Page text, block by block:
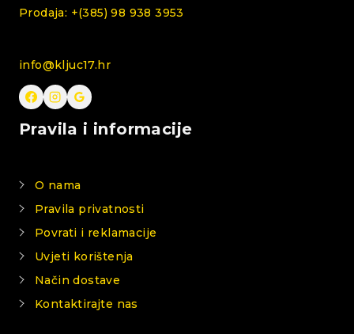
Prodaja: +(385) 98 938 3953
info@kljuc17.hr
Pravila i informacije
O nama
Pravila privatnosti
Povrati i reklamacije
Uvjeti korištenja
Način dostave
Kontaktirajte nas